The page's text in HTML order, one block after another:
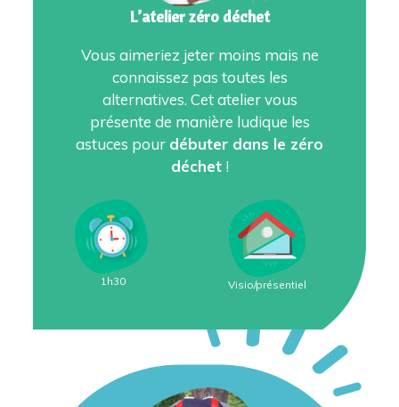
L’atelier zéro déchet
Vous aimeriez jeter moins mais ne
connaissez pas toutes les
alternatives. Cet atelier vous
présente de manière ludique les
astuces pour débuter dans le zéro
déchet!
1h30 Visio/présentiel